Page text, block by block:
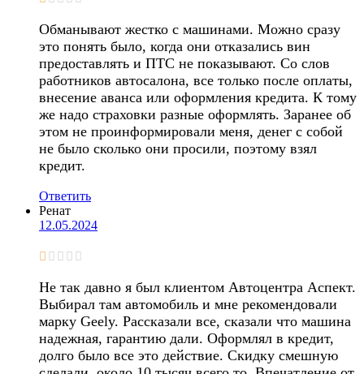
Обманывают жестко с машинами. Можно сразу
это понять было, когда они отказались вин
предоставлять и ПТС не показывают. Со слов
работников автосалона, все только после оплаты,
внесение аванса или оформления кредита. К тому
же надо страховки разные оформлять. Заранее об
этом не проинформировали меня, денег с собой
не было сколько они просили, поэтому взял
кредит.
Ответить
Ренат
12.05.2024
Не так давно я был клиентом Автоцентра Аспект.
Выбирал там автомобиль и мне рекомендовали
марку Geely. Рассказали все, сказали что машина
надежная, гарантию дали. Оформлял в кредит,
долго было все это действие. Скидку смешную